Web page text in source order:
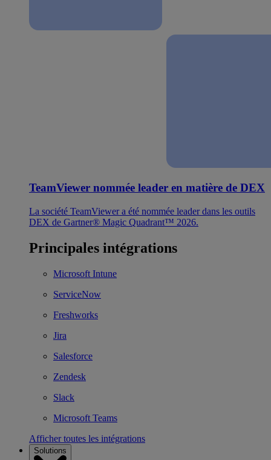
TeamViewer nommée leader en matière de DEX
La société TeamViewer a été nommée leader dans les outils
DEX de Gartner® Magic Quadrant™ 2026.
Principales intégrations
Microsoft Intune
ServiceNow
Freshworks
Jira
Salesforce
Zendesk
Slack
Microsoft Teams
Afficher toutes les intégrations
Solutions